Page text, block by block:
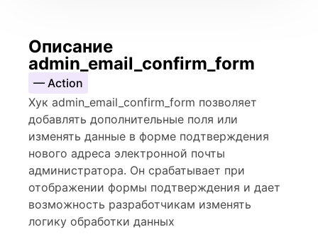
Описание
admin_email_confirm_form
— Action
Хук admin_email_confirm_form позволяет
добавлять дополнительные поля или
изменять данные в форме подтверждения
нового адреса электронной почты
администратора. Он срабатывает при
отображении формы подтверждения и дает
возможность разработчикам изменять
логику обработки данных